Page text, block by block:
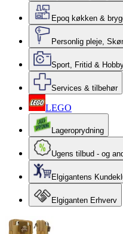
Epoq køkken &
Personlig pleje,
Sport, Fritid &
Services & tilbehør
LEGO
Lageroprydning
Ugens tilbud - og
Elgigantens
Elgiganten Erhverv